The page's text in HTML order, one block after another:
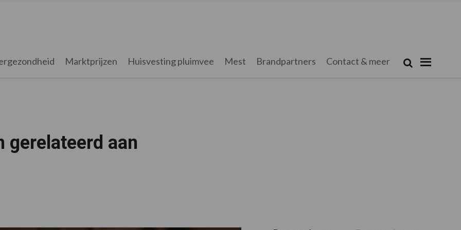
Marktprijzen Huisvesting pluimvee Mest Brandpartners Contact & meer Zoek
gerelateerd aan